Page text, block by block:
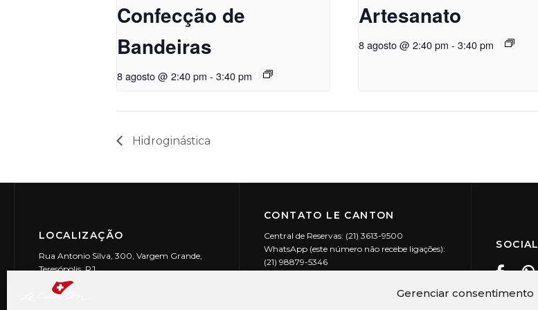
Gerenciar consentimento
Confecção de
Bandeiras
8 agosto @ 2:40 pm - 3:40 pm
Artesanato
8 agosto @ 2:40 pm - 3:40 pm
Hidroginástica
LOCALIZAÇÃO
Rua Antonio Silva, 300, Vargem Grande,
Teresópolis, RJ
CEP: 25990-150
CONTATO LE CANTON
Central de Reservas: (21) 3613-9500
WhatsApp (este número não recebe ligações):
(21) 98879-5346
SOCIAL